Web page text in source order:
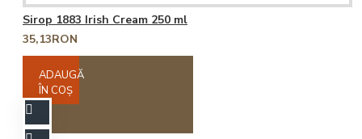
Sirop 1883 Irish Cream 250 ml
35,13RON
ADAUGĂ
ÎN COŞ